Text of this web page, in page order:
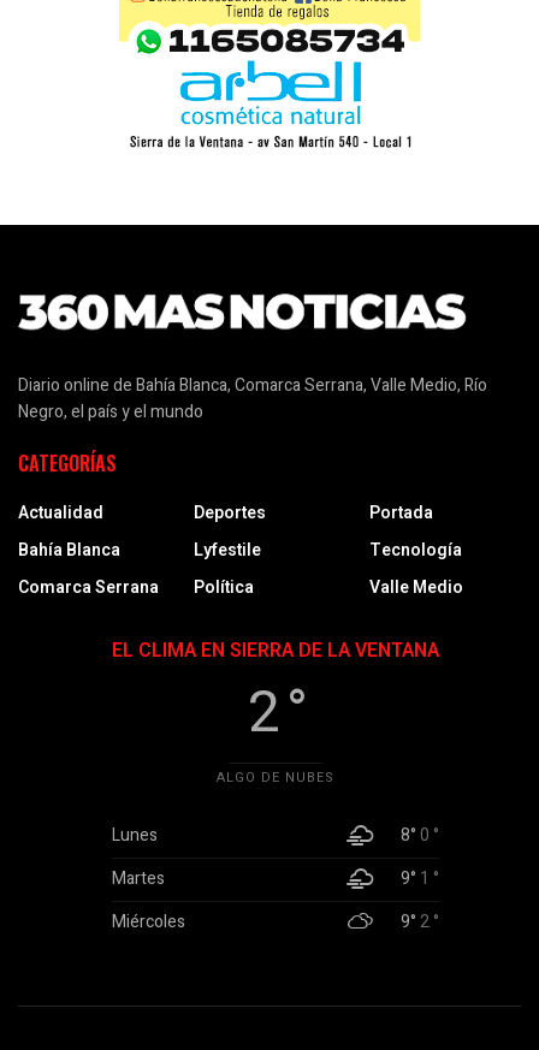
Diario online de Bahía Blanca, Comarca Serrana, Valle Medio, Río
Negro, el país y el mundo
CATEGORÍAS
Actualidad
Bahía Blanca
Comarca Serrana
Deportes
Lyfestile
Política
Portada
Tecnología
Valle Medio
EL CLIMA EN SIERRA DE LA VENTANA
2 °
ALGO DE NUBES
Lunes 8°0 °
Martes
9° 1 °
Miércoles
9°2 °